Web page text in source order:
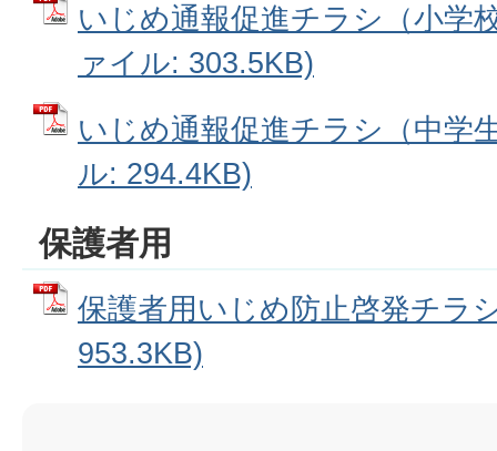
いじめ通報促進チラシ（小学
ァイル: 303.5KB)
いじめ通報促進チラシ（中学
ル: 294.4KB)
保護者用
保護者用いじめ防止啓発チラ
953.3KB)